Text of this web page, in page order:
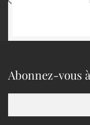
Abonnez-vous